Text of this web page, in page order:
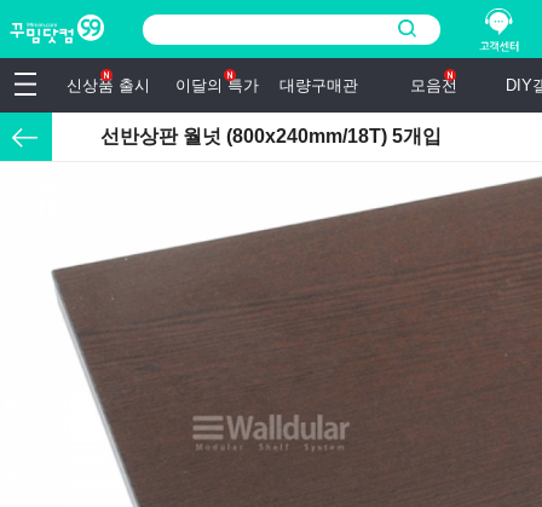
신상품 출시 이달의 특가 대량구매관 모음전 DIY
선반상판 월넛 (800x240mm/18T) 5개입